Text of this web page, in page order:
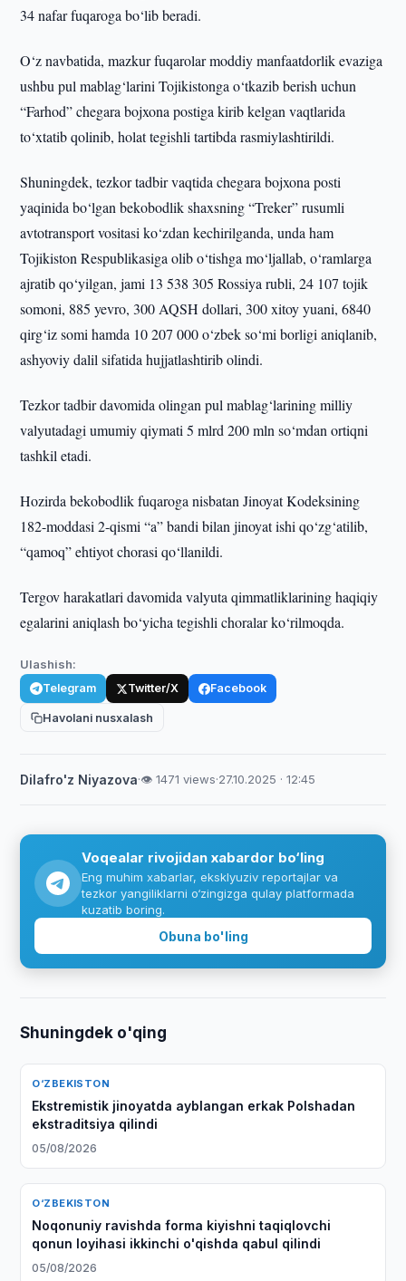
34 nafar fuqaroga bo‘lib beradi.
O‘z navbatida, mazkur fuqarolar moddiy manfaatdorlik evaziga
ushbu pul mablag‘larini Tojikistonga o‘tkazib berish uchun
“Farhod” chegara bojxona postiga kirib kelgan vaqtlarida
to‘xtatib qolinib, holat tegishli tartibda rasmiylashtirildi.
Shuningdek, tezkor tadbir vaqtida chegara bojxona posti
yaqinida bo‘lgan bekobodlik shaxsning “Treker” rusumli
avtotransport vositasi ko‘zdan kechirilganda, unda ham
Tojikiston Respublikasiga olib o‘tishga mo‘ljallab, o‘ramlarga
ajratib qo‘yilgan, jami 13 538 305 Rossiya rubli, 24 107 tojik
somoni, 885 yevro, 300 AQSH dollari, 300 xitoy yuani, 6840
qirg‘iz somi hamda 10 207 000 o‘zbek so‘mi borligi aniqlanib,
ashyoviy dalil sifatida hujjatlashtirib olindi.
Tezkor tadbir davomida olingan pul mablag‘larining milliy
valyutadagi umumiy qiymati 5 mlrd 200 mln so‘mdan ortiqni
tashkil etadi.
Hozirda bekobodlik fuqaroga nisbatan Jinoyat Kodeksining
182-moddasi 2-qismi “a” bandi bilan jinoyat ishi qo‘zg‘atilib,
“qamoq” ehtiyot chorasi qo‘llanildi.
Tergov harakatlari davomida valyuta qimmatliklarining haqiqiy
egalarini aniqlash bo‘yicha tegishli choralar ko‘rilmoqda.
Ulashish:
Telegram Twitter/X Facebook
Havolani nusxalash
Dilafro'z Niyazova·👁 1471 views·27.10.2025 · 12:45
Voqealar rivojidan xabardor bo‘ling
Eng muhim xabarlar, eksklyuziv reportajlar va
tezkor yangiliklarni o‘zingizga qulay platformada
kuzatib boring.
Obuna bo'ling
Shuningdek o'qing
O‘ZBEKISTON
Ekstremistik jinoyatda ayblangan erkak Polshadan
ekstraditsiya qilindi
05/08/2026
O‘ZBEKISTON
Noqonuniy ravishda forma kiyishni taqiqlovchi
qonun loyihasi ikkinchi o'qishda qabul qilindi
05/08/2026